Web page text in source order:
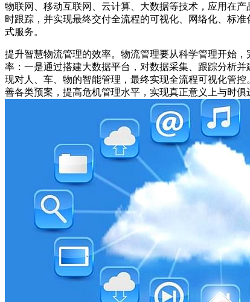
物联网、移动互联网、云计算、大数据等技术，应用在
时跟踪，并实现最终交付全流程的可视化、网络化、标
式服务。
提升智慧物流管理的效率。物流管理要从科学管理开始
率：一是通过搭建大数据平台，对数据采集、跟踪分析
现对人、车、物的智能管理，最终实现全流程可视化管
善各类预案，提高危机管理水平，实现真正意义上与时俱